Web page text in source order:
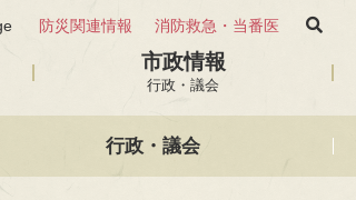
防災関連情報 消防救急・当番医
市政情報
行政・議会
行政・議会